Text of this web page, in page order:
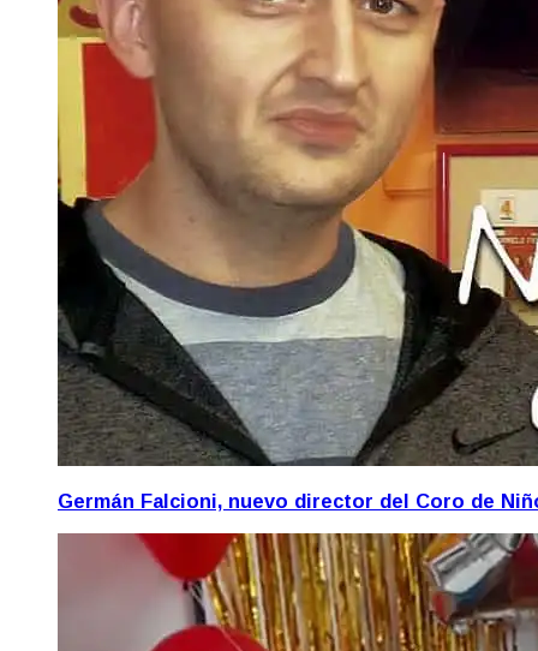
Germán Falcioni, nuevo director del Coro de